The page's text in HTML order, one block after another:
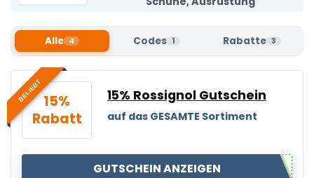
bringen. Mit einem Rossignol Gutschein von Beliebteste
einem besseren Preis.
Alle 4 Codes 1 Rabatte 3
BELIEBT15%
Rabatt
15% Rossignol Gutschein
auf das GESAMTE Sortiment
GUTSCHEIN ANZEIGEN